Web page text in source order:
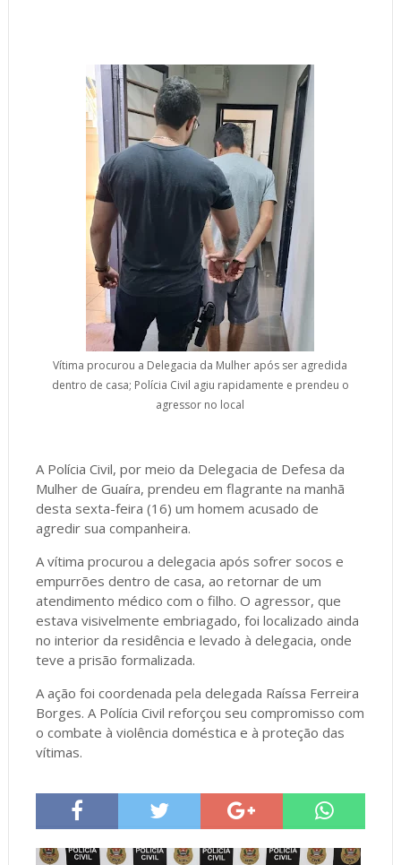
Vítima procurou a Delegacia da Mulher após ser agredida
dentro de casa; Polícia Civil agiu rapidamente e prendeu o
agressor no local
A Polícia Civil, por meio da Delegacia de Defesa da
Mulher de Guaíra, prendeu em flagrante na manhã
desta sexta-feira (16) um homem acusado de
agredir sua companheira.
A vítima procurou a delegacia após sofrer socos e
empurrões dentro de casa, ao retornar de um
atendimento médico com o filho. O agressor, que
estava visivelmente embriagado, foi localizado ainda
no interior da residência e levado à delegacia, onde
teve a prisão formalizada.
A ação foi coordenada pela delegada Raíssa Ferreira
Borges. A Polícia Civil reforçou seu compromisso com
o combate à violência doméstica e à proteção das
vítimas.